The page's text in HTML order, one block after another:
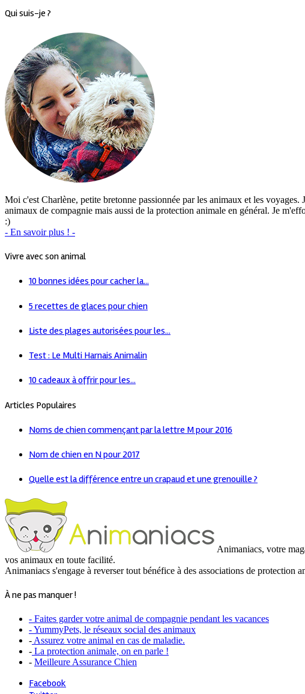
Qui suis-je ?
Moi c'est Charlène, petite bretonne passionnée par les animaux et les
animaux de compagnie mais aussi de la protection animale en général. Je
:)
- En savoir plus ! -
Vivre avec son animal
10 bonnes idées pour cacher la...
5 recettes de glaces pour chien
Liste des plages autorisées pour les...
Test : Le Multi Harnais Animalin
10 cadeaux à offrir pour les...
Articles Populaires
Noms de chien commençant par la lettre M pour 2016
Nom de chien en N pour 2017
Quelle est la différence entre un crapaud et une grenouille ?
Animaniacs, votre
vos animaux en toute facilité.
Animaniacs s'engage à reverser tout bénéfice à des associations de protection
À ne pas manquer !
- Faites garder votre animal de compagnie pendant les vacances
- YummyPets, le réseaux social des animaux
- Assurez votre animal en cas de maladie.
- La protection animale, on en parle !
- Meilleure Assurance Chien
Facebook